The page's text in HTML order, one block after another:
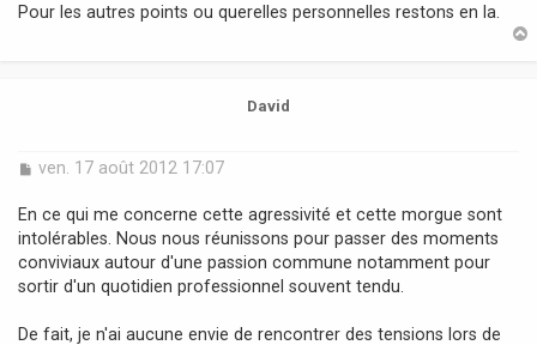
Pour les autres points ou querelles personnelles restons en la.
David
M
s
s
a
g
e
ven. 17 août 2012 17:07
En ce qui me concerne cette agressivité et cette morgue sont
intolérables. Nous nous réunissons pour passer des moments
conviviaux autour d'une passion commune notamment pour
sortir d'un quotidien professionnel souvent tendu.
De fait, je n'ai aucune envie de rencontrer des tensions lors de